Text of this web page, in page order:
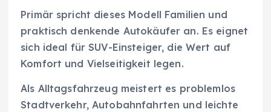
Primär spricht dieses Modell Familien und
praktisch denkende Autokäufer an. Es eignet
sich ideal für SUV-Einsteiger, die Wert auf
Komfort und Vielseitigkeit legen.
Als Alltagsfahrzeug meistert es problemlos
Stadtverkehr, Autobahnfahrten und leichte